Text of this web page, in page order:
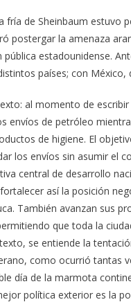
fría de Sheinbaum estuvo
postergar la amenaza
estadounidense.
países; con
al momento de
envíos de petróleo
de higiene. El
los envíos sin asumir el
central de desarrollo
así la posición
También avanzan sus
que toda la
se entiende la
como ocurrió tantas
día de la marmota
política exterior es la